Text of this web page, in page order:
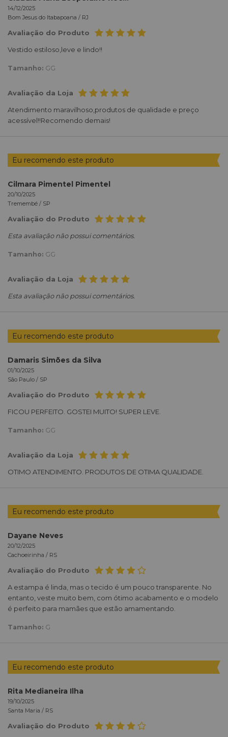
14/12/2025
Bom Jesus do Itabapoana / RJ
Avaliação do Produto
Vestido estiloso,leve e lindo!!
Tamanho: GG
Avaliação da Loja
Atendimento maravilhoso,produtos de qualidade e preço
acessível!!Recomendo demais!
Eu recomendo este produto
Cilmara Pimentel Pimentel
20/10/2025
Tremembé / SP
Avaliação do Produto
Esta avaliação não possui comentários.
Tamanho: GG
Avaliação da Loja
Esta avaliação não possui comentários.
Eu recomendo este produto
Damaris Simões da Silva
01/10/2025
São Paulo / SP
Avaliação do Produto
FICOU PERFEITO. GOSTEI MUITO! SUPER LEVE.
Tamanho: GG
Avaliação da Loja
OTIMO ATENDIMENTO. PRODUTOS DE OTIMA QUALIDADE.
Eu recomendo este produto
Dayane Neves
20/12/2025
Cachoeirinha / RS
Avaliação do Produto
A estampa é linda, mas o tecido é um pouco transparente. No
entanto, veste muito bem, com ótimo acabamento e o modelo
é perfeito para mamães que estão amamentando.
Tamanho: G
Eu recomendo este produto
Rita Medianeira Ilha
19/10/2025
Santa Maria / RS
Avaliação do Produto